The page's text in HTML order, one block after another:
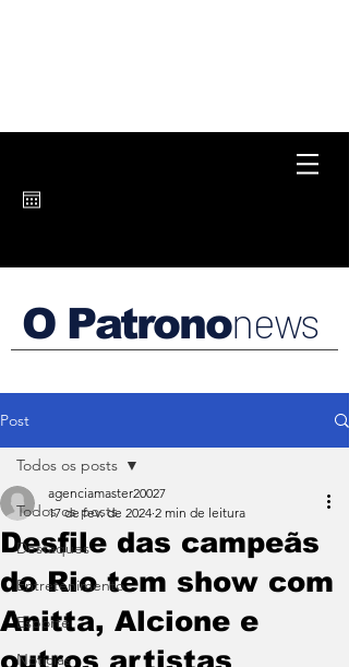
O Patrononews
Post
Todos os posts
Destaques
Entretenimento
Esporte
Notícias
Todos os posts
Desfile das campeãs
do Rio tem show com
Anitta, Alcione e
outros artistas
agenciamaster20027
17 de fev. de 2024 2 min de leitura